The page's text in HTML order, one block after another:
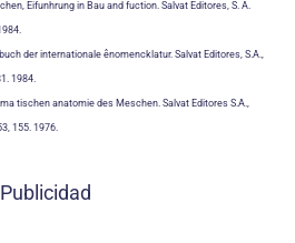
Eifunhrung in Bau and fuction. Salvat Editores, S. A.
der internationale ênomencklatur. Salvat Editores, S.A.,
1984.
tischen anatomie des Meschen. Salvat Editores S.A.,
155. 1976.
Publicidad